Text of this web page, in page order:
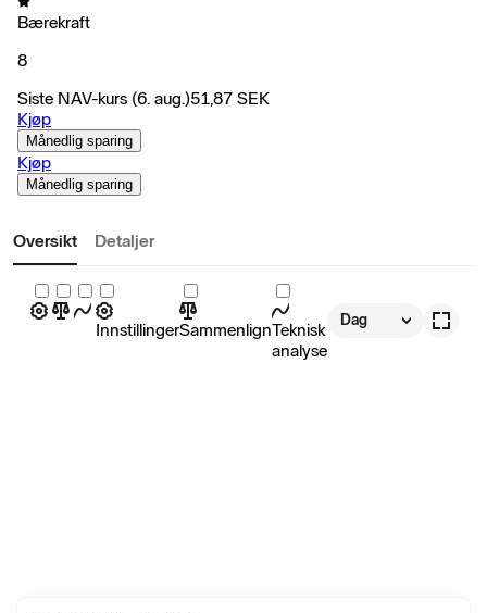
Bærekraft
8
Siste NAV-kurs (6. aug.)51,87 SEK
Kjøp
Månedlig sparing
Kjøp
Månedlig sparing
Oversikt Detaljer
InnstillingerSammenlignTeknisk
analyse
Dag